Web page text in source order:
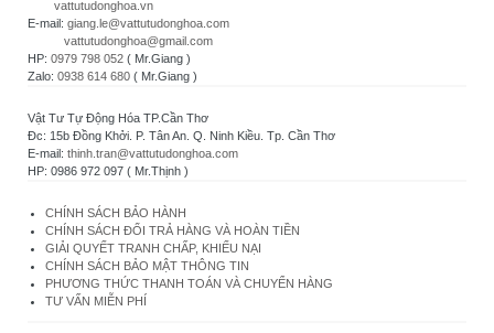
vattutudonghoa.vn
E-mail: giang.le@vattutudonghoa.com
vattutudonghoa@gmail.com
HP: 0979 798 052 ( Mr.Giang )
Zalo: 0938 614 680 ( Mr.Giang )
Vật Tư Tự Động Hóa TP.Cần Thơ
Đc: 15b Đồng Khởi. P. Tân An. Q. Ninh Kiều. Tp. Cần Thơ
E-mail: thinh.tran@vattutudonghoa.com
HP: 0986 972 097 ( Mr.Thịnh )
CHÍNH SÁCH BẢO HÀNH
CHÍNH SÁCH ĐỔI TRẢ HÀNG VÀ HOÀN TIỀN
GIẢI QUYẾT TRANH CHẤP, KHIẾU NẠI
CHÍNH SÁCH BẢO MẬT THÔNG TIN
PHƯƠNG THỨC THANH TOÁN VÀ CHUYỂN HÀNG
TƯ VẤN MIỄN PHÍ